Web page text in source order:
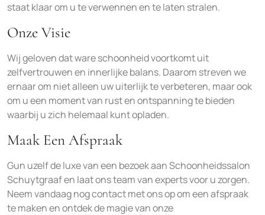
staat klaar om u te verwennen en te laten stralen.
Onze Visie
Wij geloven dat ware schoonheid voortkomt uit
zelfvertrouwen en innerlijke balans. Daarom streven we
ernaar om niet alleen uw uiterlijk te verbeteren, maar ook
om u een moment van rust en ontspanning te bieden
waarbij u zich helemaal kunt opladen.
Maak Een Afspraak
Gun uzelf de luxe van een bezoek aan Schoonheidssalon
Schuytgraaf en laat ons team van experts voor u zorgen.
Neem vandaag nog contact met ons op om een afspraak
te maken en ontdek de magie van onze